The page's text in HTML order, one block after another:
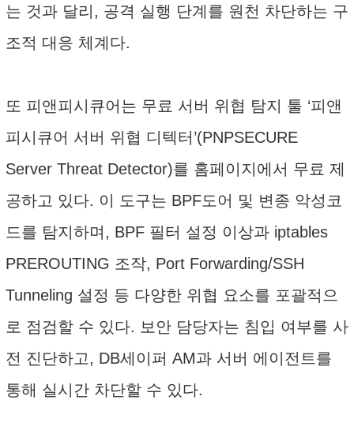
는 것과 달리, 공격 실행 단계를 원천 차단하는 구
조적 대응 체계다.
또 피앤피시큐어는 무료 서버 위협 탐지 툴 ‘피앤
피시큐어 서버 위협 디텍터’(PNPSECURE
Server Threat Detector)를 홈페이지에서 무료 제
공하고 있다. 이 도구는 BPF도어 및 변종 악성코
드를 탐지하며, BPF 필터 설정 이상과 iptables
PREROUTING 조작, Port Forwarding/SSH
Tunneling 설정 등 다양한 위협 요소를 포괄적으
로 점검할 수 있다. 보안 담당자는 침입 여부를 사
전 진단하고, DB세이퍼 AM과 서버 에이전트를
통해 실시간 차단할 수 있다.